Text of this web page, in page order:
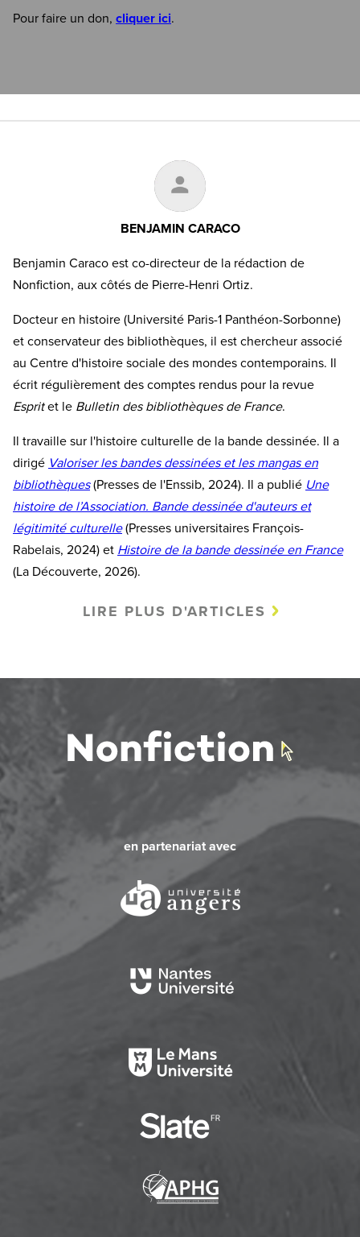
Pour faire un don, cliquer ici.
BENJAMIN CARACO
Benjamin Caraco est co-directeur de la rédaction de
Nonfiction, aux côtés de Pierre-Henri Ortiz.
Docteur en histoire (Université Paris-1 Panthéon-Sorbonne)
et conservateur des bibliothèques, il est chercheur associé
au Centre d'histoire sociale des mondes contemporains. Il
écrit régulièrement des comptes rendus pour la revue
Espritet le Bulletin des bibliothèques de France.
Il travaille sur l'histoire culturelle de la bande dessinée. Il a
dirigé Valoriser les bandes dessinées et les mangas en
bibliothèques(Presses de l'Enssib, 2024). Il a publié Une
histoire de l’Association. Bande dessinée d'auteurs et
légitimité culturelle(Presses universitaires François-
Rabelais, 2024) et Histoire de la bande dessinée en France
(La Découverte, 2026).
LIRE PLUS D'ARTICLES
en partenariat avec